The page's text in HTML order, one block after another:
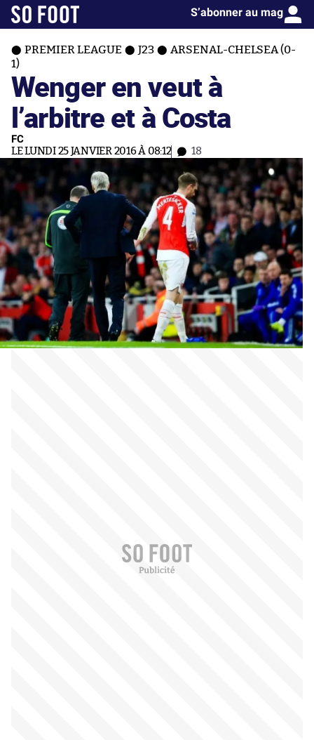
S’abonner au mag
PREMIER LEAGUE J23
ARSENAL-CHELSEA (0-
1)
Wenger en veut à
l’arbitre et à Costa
FC
LE LUNDI 25 JANVIER 2016 À 08:12 18